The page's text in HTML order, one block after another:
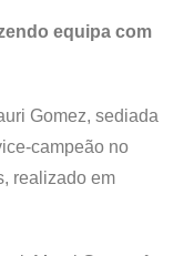
equipa com
Gomez, sediada
campeão no
realizado em